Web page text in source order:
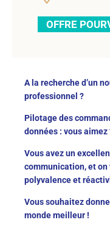
OFFRE
A la recherche d’un
professionnel ?
Pilotage des
données : vous aimez
Vous avez un
communication, et
polyvalence et
Vous souhaitez
monde meilleur !